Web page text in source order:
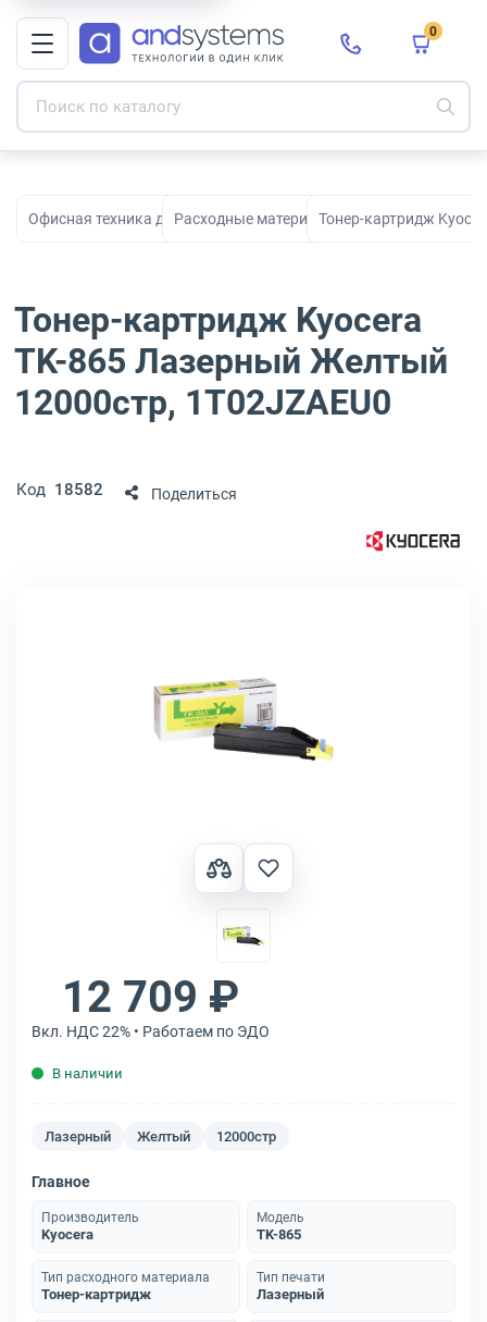
0
Офисная техника для печати, сканирования и
Расходные материалы для принтеров и
Тонер-картридж
Тонер-картридж Kyocera
TK-865 Лазерный Желтый
12000стр, 1T02JZAEU0
Код 18582 Поделиться
12 709 ₽
Вкл. НДС 22% • Работаем по ЭДО
В наличии
Лазерный Желтый 12000стр
Главное
Производитель
Kyocera
Модель
TK-865
Тип расходного материала
Тонер-картридж
Тип печати
Лазерный